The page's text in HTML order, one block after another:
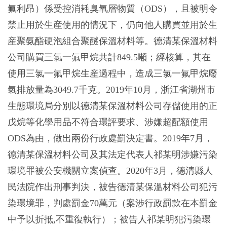
氟利昂）係受控消耗臭氧層物質（ODS），且被明令
禁止用於生産使用的情況下，仍向他人購買並用於生
産聚氨酯硬泡組合聚醚保溫材料等。德清某保溫材料
公司購買三氯一氟甲烷共計849.5噸；經核算，其在
使用三氯一氟甲烷生産過程中，造成三氯一氟甲烷廢
氣排放量為3049.7千克。2019年10月，浙江省湖州市
生態環境局分別以德清某保溫材料公司存儲使用的正
戊烷等化學用品不符合環評要求、涉嫌超配額使用
ODS為由，做出兩份行政處罰決定書。2019年7月，
德清某保溫材料公司及其法定代表人祁某明涉嫌污染
環境罪被公安機關立案偵查。2020年3月，德清縣人
民法院作出刑事判決，被告德清某保溫材料公司犯污
染環境罪，判處罰金70萬元（案涉行政罰款在本罰金
中予以折抵,不重復執行）；被告人祁某明犯污染環